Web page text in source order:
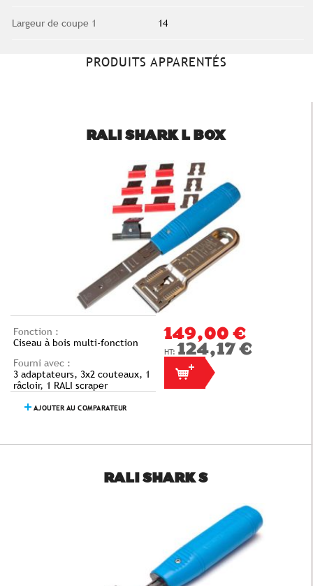
Largeur de coupe 1 14
PRODUITS APPARENTÉS
RALI SHARK L BOX
Fonction :
Ciseau à bois multi-fonction
Fourni avec :
3 adaptateurs, 3x2 couteaux, 1
râcloir, 1 RALI scraper
AJOUTER AU COMPARATEUR
149,00 €
124,17 €
RALI SHARK S